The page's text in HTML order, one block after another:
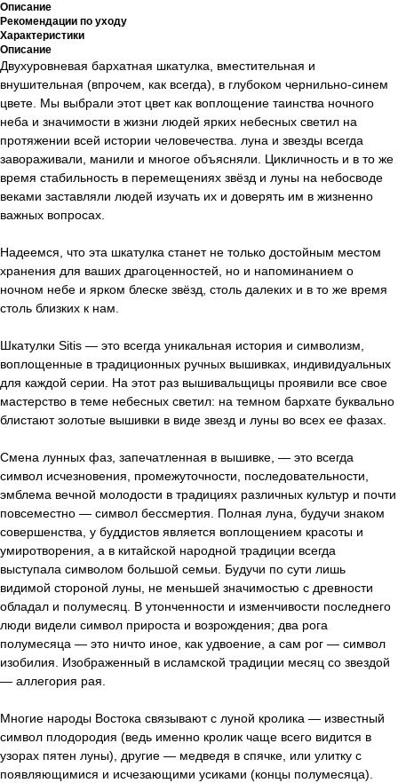
Описание
Рекомендации по уходу
Характеристики
Описание
Двухуровневая бархатная шкатулка, вместительная и
внушительная (впрочем, как всегда), в глубоком чернильно-синем
цвете. Мы выбрали этот цвет как воплощение таинства ночного
неба и значимости в жизни людей ярких небесных светил на
протяжении всей истории человечества. луна и звезды всегда
завораживали, манили и многое объясняли. Цикличность и в то же
время стабильность в перемещениях звёзд и луны на небосводе
веками заставляли людей изучать их и доверять им в жизненно
важных вопросах.
Надеемся, что эта шкатулка станет не только достойным местом
хранения для ваших драгоценностей, но и напоминанием о
ночном небе и ярком блеске звёзд, столь далеких и в то же время
столь близких к нам.
Шкатулки Sitis — это всегда уникальная история и символизм,
воплощенные в традиционных ручных вышивках, индивидуальных
для каждой серии. На этот раз вышивальщицы проявили все свое
мастерство в теме небесных светил: на темном бархате буквально
блистают золотые вышивки в виде звезд и луны во всех ее фазах.
Смена лунных фаз, запечатленная в вышивке, — это всегда
символ исчезновения, промежуточности, последовательности,
эмблема вечной молодости в традициях различных культур и почти
повсеместно — символ бессмертия. Полная луна, будучи знаком
совершенства, у буддистов является воплощением красоты и
умиротворения, а в китайской народной традиции всегда
выступала символом большой семьи. Будучи по сути лишь
видимой стороной луны, не меньшей значимостью с древности
обладал и полумесяц. В утонченности и изменчивости последнего
люди видели символ прироста и возрождения; два рога
полумесяца — это ничто иное, как удвоение, а сам рог — символ
изобилия. Изображенный в исламской традиции месяц со звездой
— аллегория рая.
Многие народы Востока связывают с луной кролика — известный
символ плодородия (ведь именно кролик чаще всего видится в
узорах пятен луны), другие — медведя в спячке, или улитку с
появляющимися и исчезающими усиками (концы полумесяца).